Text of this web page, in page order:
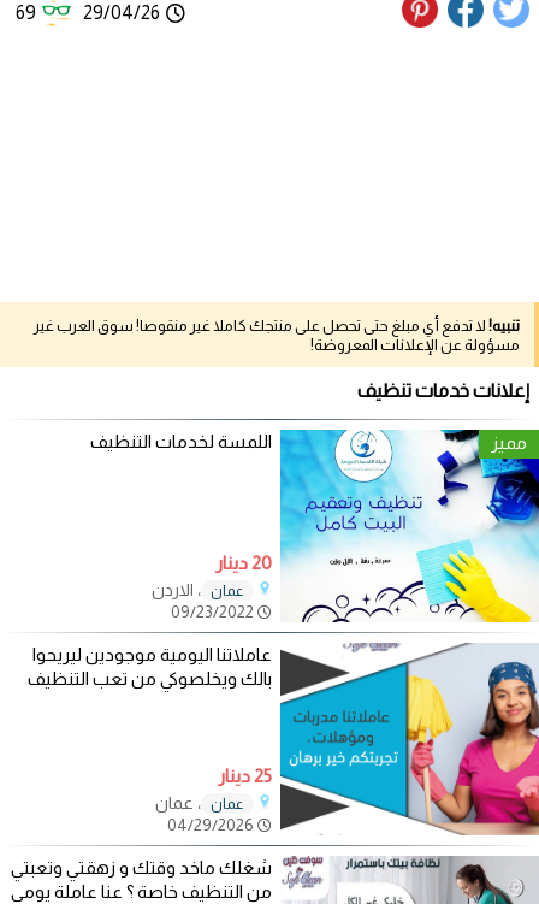
29/04/26
69
تنبيه! لا تدفع أي مبلغ حتى تحصل على منتجك كاملا غير منقوصا! سوق العرب غير
مسؤولة عن الإعلانات المعروضة!
إعلانات خدمات تنظيف
مميز اللمسة لخدمات التنظيف
20 دينار
عمان ، الاردن
عاملاتنا اليومية موجودين ليريحوا
بالك ويخلصوكي من تعب التنظيف
25 دينار
عمان ، عمان
شغلك ماخد وقتك و زهقتي وتعبتي
من التنظيف خاصة ؟ عنا عاملة يومي